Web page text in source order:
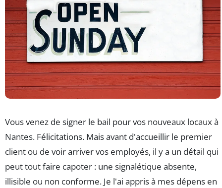
Vous venez de signer le bail pour vos nouveaux locaux à
Nantes. Félicitations. Mais avant d'accueillir le premier
client ou de voir arriver vos employés, il y a un détail qui
peut tout faire capoter : une signalétique absente,
illisible ou non conforme. Je l'ai appris à mes dépens en